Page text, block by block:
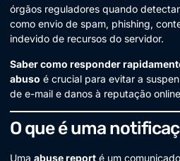
órgãos reguladores quando
como envio de spam, phishing,
indevido de recursos do servidor.
Saber como responder
abuso é crucial para evitar a
de e-mail e danos à reputação
O que é uma
Uma abuse report é um